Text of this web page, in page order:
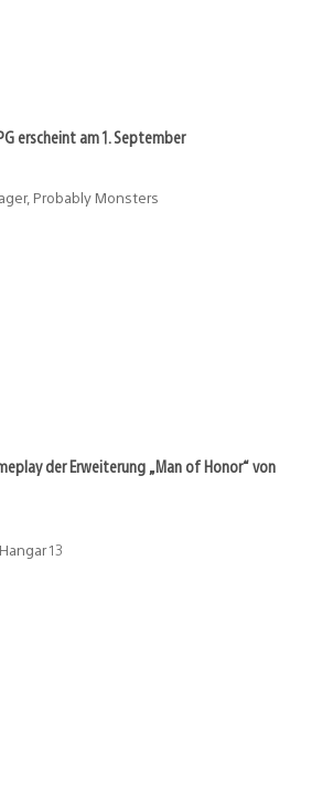
erscheint am 1. September
Probably Monsters
der Erweiterung „Man of Honor“ von
13